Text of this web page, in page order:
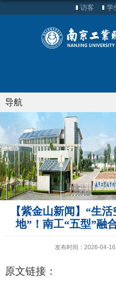
访客 学
导航
【紫金山新闻】“生
地”！南工“五型”融
发布时间：2026-04-16
原文链接：